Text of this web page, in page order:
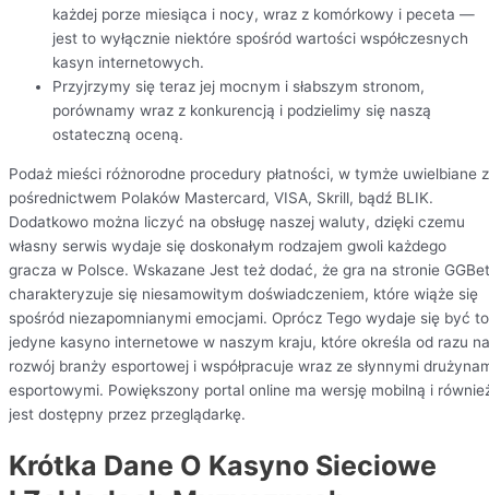
każdej porze miesiąca i nocy, wraz z komórkowy i peceta —
jest to wyłącznie niektóre spośród wartości współczesnych
kasyn internetowych.
Przyjrzymy się teraz jej mocnym i słabszym stronom,
porównamy wraz z konkurencją i podzielimy się naszą
ostateczną oceną.
Podaż mieści różnorodne procedury płatności, w tymże uwielbiane
pośrednictwem Polaków Mastercard, VISA, Skrill, bądź BLIK.
Dodatkowo można liczyć na obsługę naszej waluty, dzięki czemu
własny serwis wydaje się doskonałym rodzajem gwoli każdego
gracza w Polsce. Wskazane Jest też dodać, że gra na stronie GGBet
charakteryzuje się niesamowitym doświadczeniem, które wiąże się
spośród niezapomnianymi emocjami. Oprócz Tego wydaje się być to
jedyne kasyno internetowe w naszym kraju, które określa od razu na
rozwój branży esportowej i współpracuje wraz ze słynnymi
esportowymi. Powiększony portal online ma wersję mobilną i
jest dostępny przez przeglądarkę.
Krótka Dane O Kasyno Sieciowe